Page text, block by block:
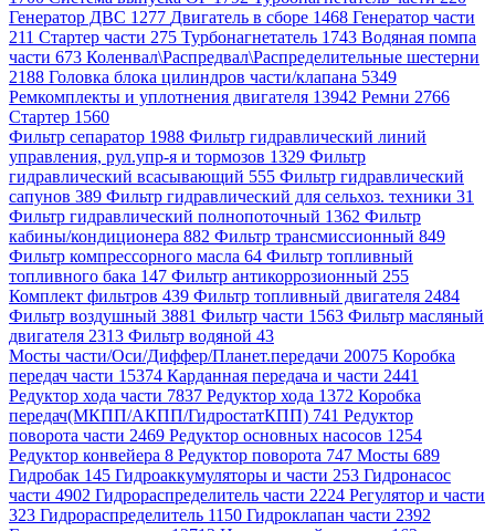
Генератор ДВС 1277 Двигатель в сборе 1468 Генератор части
211 Стартер части 275 Турбонагнетатель 1743 Водяная помпа
части 673 Коленвал\Распредвал\Распределительные шестерни
2188 Головка блока цилиндров части/клапана 5349
Ремкомплекты и уплотнения двигателя 13942 Ремни 2766
Стартер 1560
Фильтр сепаратор 1988 Фильтр гидравлический линий
управления, рул.упр-я и тормозов 1329 Фильтр
гидравлический всасывающий 555 Фильтр гидравлический
сапунов 389 Фильтр гидравлический для сельхоз. техники 31
Фильтр гидравлический полнопоточный 1362 Фильтр
кабины/кондиционера 882 Фильтр трансмиссионный 849
Фильтр компрессорного масла 64 Фильтр топливный
топливного бака 147 Фильтр антикоррозионный 255
Комплект фильтров 439 Фильтр топливный двигателя 2484
Фильтр воздушный 3881 Фильтр части 1563 Фильтр масляный
двигателя 2313 Фильтр водяной 43
Мосты части/Оси/Диффер/Планет.передачи 20075 Коробка
передач части 15374 Карданная передача и части 2441
Редуктор хода части 7837 Редуктор хода 1372 Коробка
передач(МКПП/АКПП/ГидростатКПП) 741 Редуктор
поворота части 2469 Редуктор основных насосов 1254
Редуктор конвейера 8 Редуктор поворота 747 Мосты 689
Гидробак 145 Гидроаккумуляторы и части 253 Гидронасос
части 4902 Гидрораспределитель части 2224 Регулятор и части
323 Гидрораспределитель 1150 Гидроклапан части 2392